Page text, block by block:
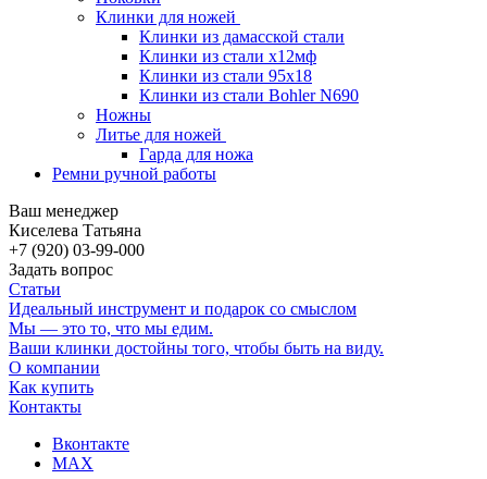
Клинки для ножей
Клинки из дамасской стали
Клинки из стали х12мф
Клинки из стали 95х18
Клинки из стали Bohler N690
Ножны
Литье для ножей
Гарда для ножа
Ремни ручной работы
Ваш менеджер
Киселева Татьяна
+7 (920) 03-99-000
Задать вопрос
Статьи
Идеальный инструмент и подарок со смыслом
Мы — это то, что мы едим.
Ваши клинки достойны того, чтобы быть на виду.
О компании
Как купить
Контакты
Вконтакте
MAX